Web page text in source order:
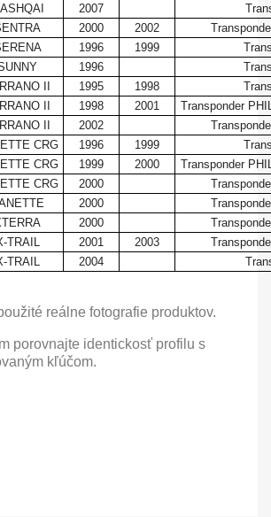
2007
2000 2002
1996 1999
1996
II 1995 1998
II 1998 2001
Transponder
II 2002
CRG 1996 1999
CRG 1999 2000
Transponder
CRG 2000
2000
2000
TRAIL 2001 2003
TRAIL 2004
reálne fotografie produktov.
porovnajte identickosť profilu s
kľúčom.